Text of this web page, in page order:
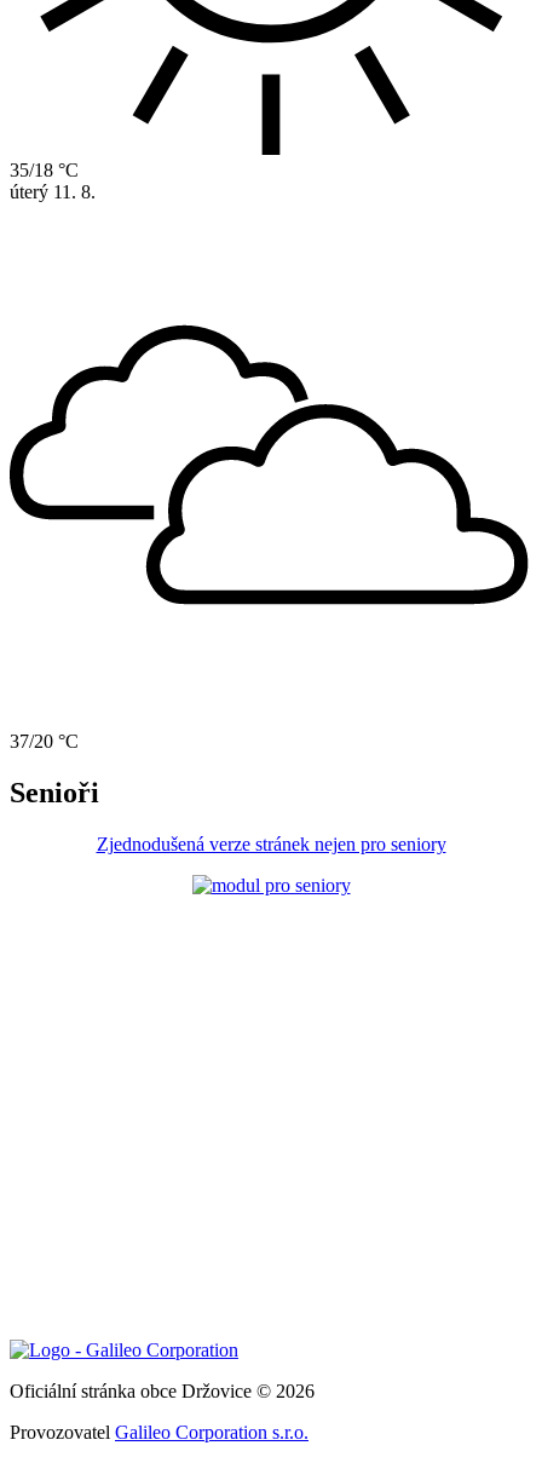
35/18 °C
úterý 11. 8.
37/20 °C
Senioři
Zjednodušená verze stránek nejen pro seniory
Oficiální stránka obce Držovice © 2026
Provozovatel Galileo Corporation s.r.o.